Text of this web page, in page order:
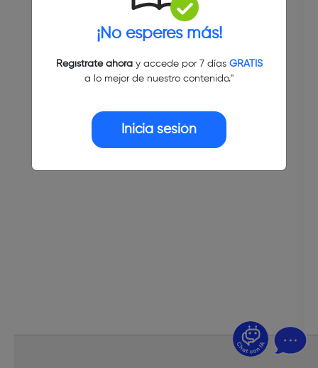
¡No esperes más!
Regístrate ahoray accede por 7 días GRATIS
a lo mejor de nuestro contenido."
Inicia sesión